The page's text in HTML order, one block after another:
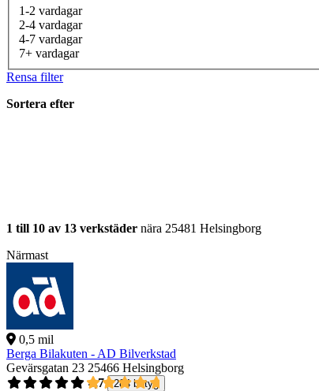
1-2 vardagar
2-4 vardagar
4-7 vardagar
7+ vardagar
Rensa filter
Sortera efter
1 till 10 av 13 verkstäder nära 25481 Helsingborg
Närmast
0,5 mil
Berga Bilakuten - AD Bilverkstad
Gevärsgatan 23 25466 Helsingborg
4,7
284 betyg